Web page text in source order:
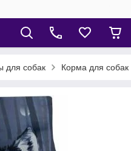
для собак Корма для собак